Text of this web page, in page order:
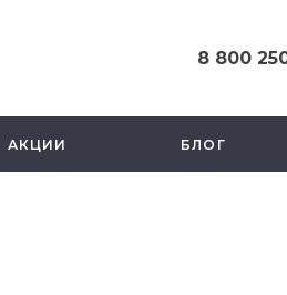
8 800
ул. Смольная
2.5
АКЦИИ БЛОГ